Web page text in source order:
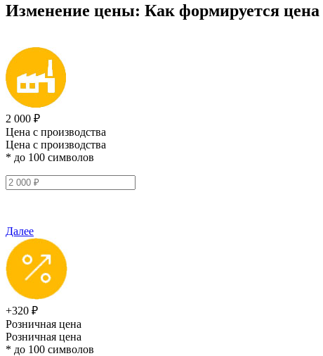
Изменение цены: Как формируется цена
2 000 ₽
Цена с производства
Цена с производства
* до 100 символов
Далее
+320 ₽
Розничная цена
Розничная цена
* до 100 символов